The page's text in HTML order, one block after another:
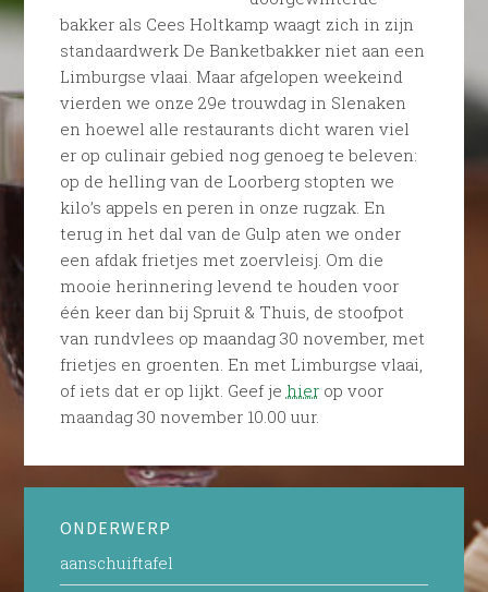
bakker als Cees Holtkamp waagt zich in zijn
standaardwerk De Banketbakker niet aan een
Limburgse vlaai. Maar afgelopen weekeind
vierden we onze 29e trouwdag in Slenaken
en hoewel alle restaurants dicht waren viel
er op culinair gebied nog genoeg te beleven:
op de helling van de Loorberg stopten we
kilo’s appels en peren in onze rugzak. En
terug in het dal van de Gulp aten we onder
een afdak frietjes met zoervleisj. Om die
mooie herinnering levend te houden voor
één keer dan bij Spruit & Thuis, de stoofpot
van rundvlees op maandag 30 november, met
frietjes en groenten. En met Limburgse vlaai,
of iets dat er op lijkt. Geef je hierop voor
maandag 30 november 10.00 uur.
ONDERWERP
aanschuiftafel